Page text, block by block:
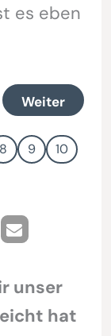
es eben
Weiter
8 9
10
unser
hat